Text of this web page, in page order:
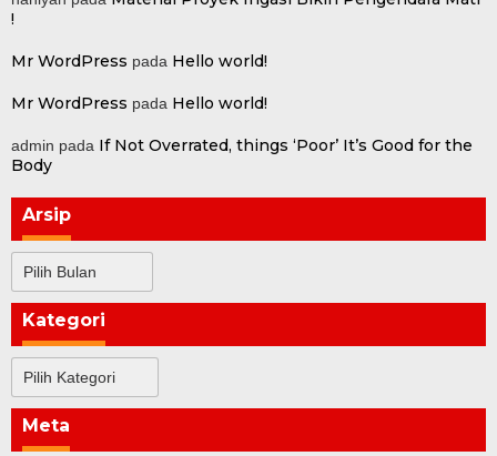
!
Mr WordPress pada Hello world!
Mr WordPress pada Hello world!
admin pada If Not Overrated, things ‘Poor’ It’s Good for the
Body
Arsip
Kategori
Meta